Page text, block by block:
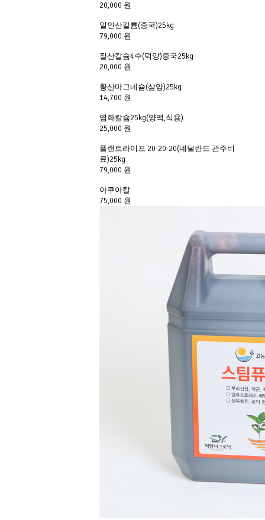
20,000 원
일인산칼륨(중국)25kg
79,000 원
질산칼슘4수(덕양)중국25kg
20,000 원
황산마그네슘(삼양)25kg
14,700 원
염화칼슘25kg(양액,식용)
25,000 원
플랜트라이프 20-20-20(네덜란드 관주비
료)25kg
79,000 원
아쿠아칼
75,000 원